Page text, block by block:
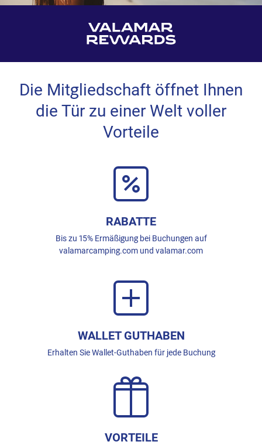
Die Mitgliedschaft öffnet Ihnen
die Tür zu einer Welt voller
Vorteile
RABATTE
Bis zu 15% Ermäßigung bei Buchungen auf
valamarcamping.com und valamar.com
WALLET GUTHABEN
Erhalten Sie Wallet-Guthaben für jede Buchung
VORTEILE